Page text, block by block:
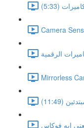
(5:33)
Mirrorless
(11:49)